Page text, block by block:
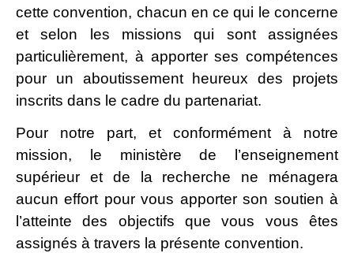
cette convention, chacun en ce qui le concerne
et selon les missions qui sont assignées
particulièrement, à apporter ses compétences
pour un aboutissement heureux des projets
inscrits dans le cadre du partenariat.
Pour notre part, et conformément à notre
mission, le ministère de l’enseignement
supérieur et de la recherche ne ménagera
aucun effort pour vous apporter son soutien à
l’atteinte des objectifs que vous vous êtes
assignés à travers la présente convention.